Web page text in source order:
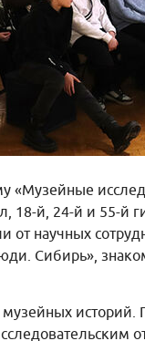
«Музейные
18-й, 24-й и 55-й
научных
Сибирь»,
музейных